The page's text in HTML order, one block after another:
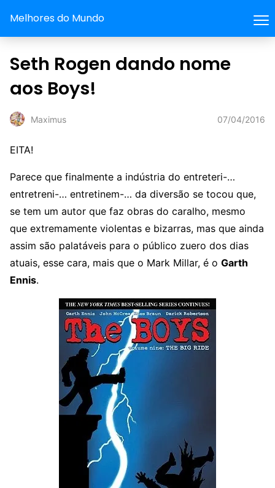
Melhores do Mundo
Seth Rogen dando nome
aos Boys!
Maximus 07/04/2016
EITA!
Parece que finalmente a indústria do entreteri-…
entretreni-… entretinem-… da diversão se tocou que,
se tem um autor que faz obras do caralho, mesmo
que extremamente violentas e bizarras, mas que ainda
assim são palatáveis para o público zuero dos dias
atuais, esse cara, mais que o Mark Millar, é o Garth
Ennis.